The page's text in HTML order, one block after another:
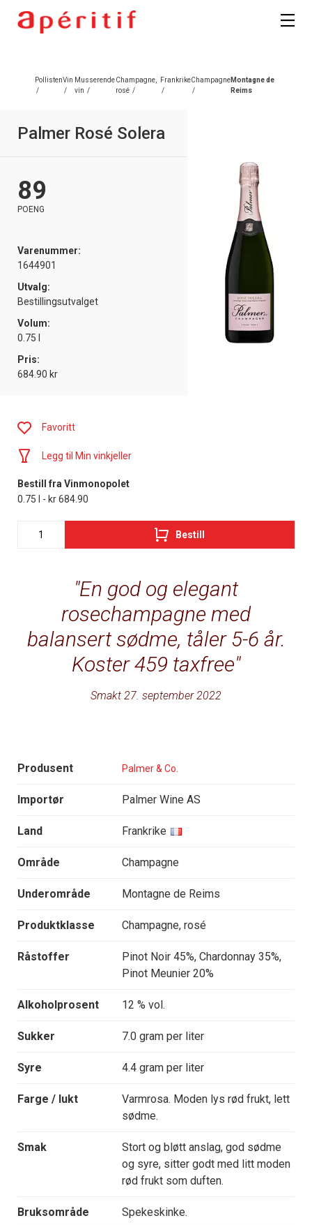
Pollisten
/
Vin
/
Musserende
vin /
Champagne,
rosé /
Frankrike
/
Champagne
/
Montagne de
Reims
Palmer Rosé Solera
89
POENG
Varenummer:
1644901
Utvalg:
Bestillingsutvalget
Volum:
0.75 l
Pris:
684.90 kr
En god og elegant
rosechampagne med
balansert sødme, tåler 5-6 år.
Koster 459 taxfree
Smakt 27. september 2022
Produsent Palmer & Co.
Importør Palmer Wine AS
Land Frankrike
Område Champagne
Underområde Montagne de Reims
Produktklasse Champagne, rosé
Råstoffer
Pinot Noir 45%, Chardonnay 35%,
Pinot Meunier 20%
Alkoholprosent 12 % vol.
Sukker 7.0 gram per liter
Syre 4.4 gram per liter
Farge / lukt
Varmrosa. Moden lys rød frukt, lett
sødme.
Smak
Stort og bløtt anslag, god sødme
og syre, sitter godt med litt moden
rød frukt som duften.
Bruksområde Spekeskinke.
Favoritt
Legg til Min vinkjeller
Bestill fra Vinmonopolet
0.75 l - kr 684.90
Bestill